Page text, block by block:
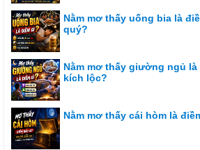
Nằm mơ thấy uống bia là
quý?
Nằm mơ thấy giường ngủ
kích lộc?
Nằm mơ thấy cái hòm là